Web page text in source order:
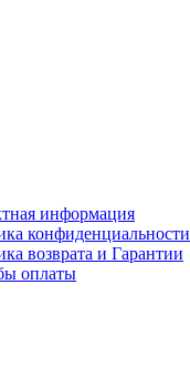
информация
конфиденциальности
возврата и Гарантии
оплаты